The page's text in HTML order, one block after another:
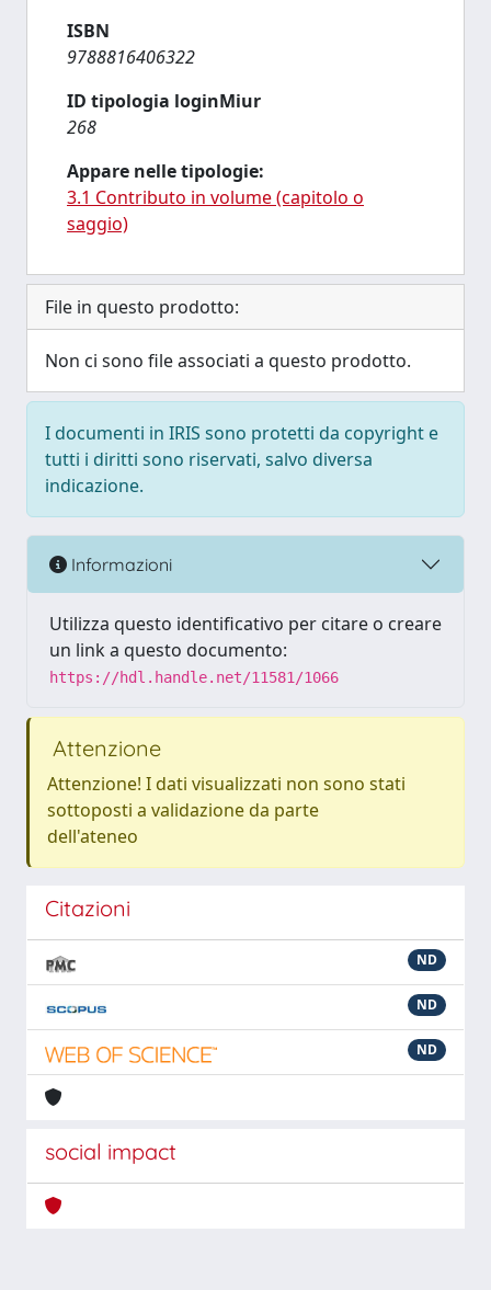
ISBN
9788816406322
ID tipologia loginMiur
268
Appare nelle tipologie:
3.1 Contributo in volume (capitolo o
saggio)
File in questo prodotto:
Non ci sono file associati a questo prodotto.
I documenti in IRIS sono protetti da copyright e
tutti i diritti sono riservati, salvo diversa
indicazione.
Informazioni
Utilizza questo identificativo per citare o creare
un link a questo documento:
https://hdl.handle.net/11581/1066
Attenzione
Attenzione! I dati visualizzati non sono stati
sottoposti a validazione da parte
dell'ateneo
Citazioni
ND
ND
ND
social impact